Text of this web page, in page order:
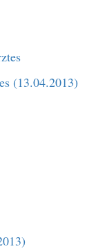
(13.04.2013)